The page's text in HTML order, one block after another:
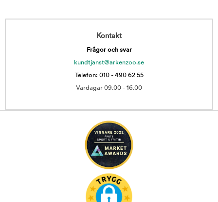
Kontakt
Frågor och svar
kundtjanst@arkenzoo.se
Telefon: 010 - 490 62 55
Vardagar 09.00 - 16.00